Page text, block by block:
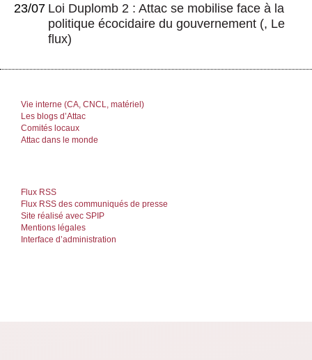
23/07 Loi Duplomb 2 : Attac se mobilise face à la
politique écocidaire du gouvernement (, Le
flux)
Vie interne (CA, CNCL, matériel)
Les blogs d’Attac
Comités locaux
Attac dans le monde
Flux RSS
Flux RSS des communiqués de presse
Site réalisé avec SPIP
Mentions légales
Interface d’administration